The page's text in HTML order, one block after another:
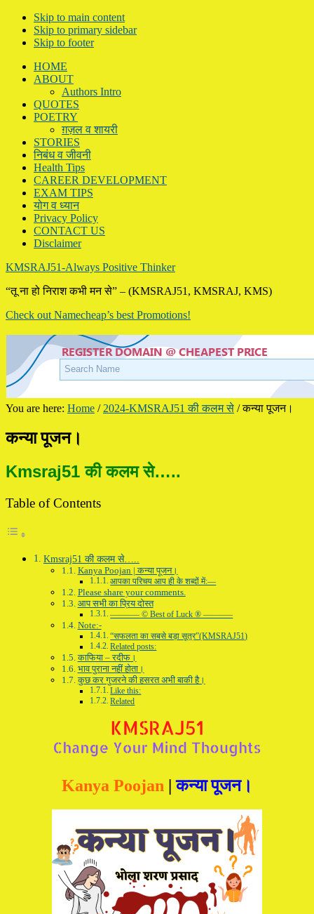
Skip to main content
Skip to primary sidebar
Skip to footer
HOME
ABOUT
Authors Intro
QUOTES
POETRY
ग़ज़ल व शायरी
STORIES
निबंध व जीवनी
Health Tips
CAREER DEVELOPMENT
EXAM TIPS
योग व ध्यान
Privacy Policy
CONTACT US
Disclaimer
KMSRAJ51-Always Positive Thinker
“तू ना हो निराश कभी मन से” – (KMSRAJ51, KMSRAJ, KMS)
Check out Namecheap’s best Promotions!
You are here: Home / 2024-KMSRAJ51 की कलम से /कन्या पूजन।
कन्या पूजन।
Kmsraj51 की कलम से…..
Table of Contents
Kmsraj51 की कलम से…..
Kanya Poojan | कन्या पूजन।
आपका परिचय आप ही के शब्दों में:—
Please share your comments.
आप सभी का प्रिय दोस्त
———– © Best of Luck ® ———–
Note:-
“सफलता का सबसे बड़ा सूत्र”(KMSRAJ51)
Related posts:
काफिया – रदीफ।
भाव पुराना नहीं होता।
कुछ कर गुजरने की हसरत अभी बाकी है।
Like this:
Related
Kanya Poojan |कन्या पूजन।